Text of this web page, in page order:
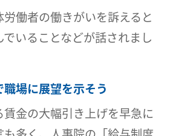
働者の働きがいを訴えると
いることなどが話されまし
場に展望を示そう
金の大幅引き上げを早急に